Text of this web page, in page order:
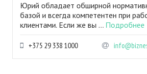
Юрий обладает обширной
базой и всегда компетентен при
клиентами. Если же вы ... Подробнее
+375 29 338 1000